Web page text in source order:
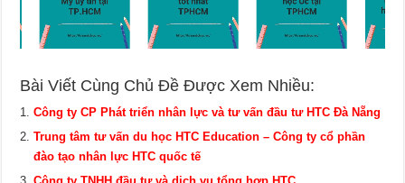
Bài Viết Cùng Chủ Đề Được Xem Nhiều:
Công ty CP Phát triển nhân lực và tư vấn đầu tư HTC Đà Nẵng
Trung tâm tư vấn du học HTC Education – Công ty cổ phần
đào tạo nhân lực HTC quốc tế